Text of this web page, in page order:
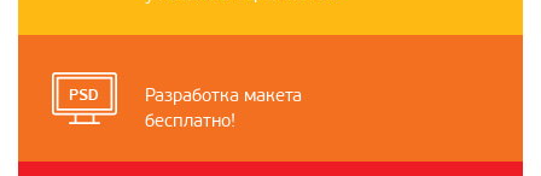
Разработка макета
бесплатно!